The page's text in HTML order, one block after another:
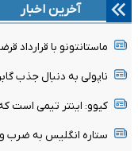
آخرین اخبار
ماستانتونو با قرارداد
ناپولی به دنبال جذب
کیوو: اینتر تیمی
ستاره انگلیس به ضرب